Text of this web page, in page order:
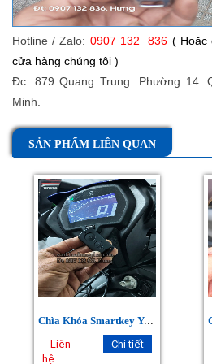
Hotline / Zalo: 0907 132 836 ( Hoặc
cửa hàng chúng tôi )
Đc: 879 Quang Trung. Phường 14.
Minh.
SẢN PHẨM LIÊN QUAN
C
hìa Khóa Smartkey Yamaha
Liên
hệ
Chi tiết